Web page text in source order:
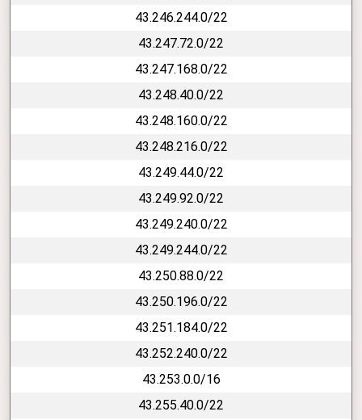
43.246.244.0/22
43.247.72.0/22
43.247.168.0/22
43.248.40.0/22
43.248.160.0/22
43.248.216.0/22
43.249.44.0/22
43.249.92.0/22
43.249.240.0/22
43.249.244.0/22
43.250.88.0/22
43.250.196.0/22
43.251.184.0/22
43.252.240.0/22
43.253.0.0/16
43.255.40.0/22